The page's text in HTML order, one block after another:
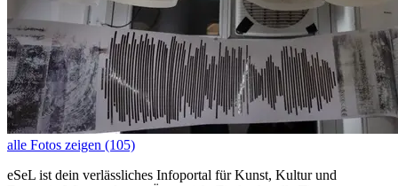
alle Fotos zeigen (105)
eSeL ist dein verlässliches Infoportal für Kunst, Kultur und